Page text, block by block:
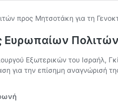
Εξωτερικών του Ισραήλ,
για την επίσημη αναγνώρισή